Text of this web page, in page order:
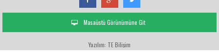
Masaüstü Görünümüne Git
Yazılım: TE Bilişim